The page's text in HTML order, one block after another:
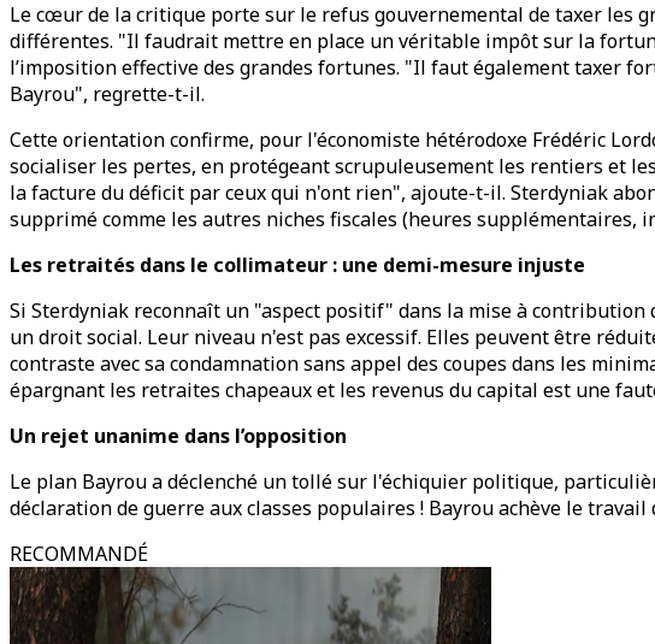
Le cœur de la critique porte sur le refus gouvernemental de taxer les
différentes. "Il faudrait mettre en place un véritable impôt sur la
l’imposition effective des grandes fortunes. "Il faut également taxer
Bayrou", regrette-t-il.
Cette orientation confirme, pour l'économiste hétérodoxe Frédéric
socialiser les pertes, en protégeant scrupuleusement les rentiers et
la facture du déficit par ceux qui n'ont rien", ajoute-t-il. Sterdyniak
supprimé comme les autres niches fiscales (heures supplémentaires,
Les retraités dans le collimateur : une demi-mesure injuste
Si Sterdyniak reconnaît un "aspect positif" dans la mise à
un droit social. Leur niveau n'est pas excessif. Elles peuvent être
contraste avec sa condamnation sans appel des coupes dans les
épargnant les retraites chapeaux et les revenus du capital est une
Un rejet unanime dans l’opposition
Le plan Bayrou a déclenché un tollé sur l'échiquier politique,
déclaration de guerre aux classes populaires ! Bayrou achève le
RECOMMANDÉ